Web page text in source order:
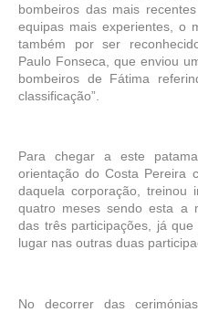
bombeiros das mais
equipas mais experientes, o
também por ser
Paulo Fonseca, que enviou
bombeiros de Fátima
classificação”.
Para chegar a este
orientação do Costa Pereira
daquela corporação, treinou
quatro meses sendo esta a
das três participações, já
lugar nas outras duas
No decorrer das